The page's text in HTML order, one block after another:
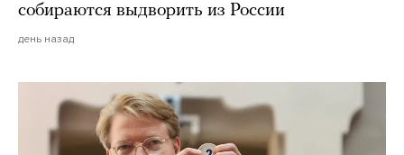
собираются выдворить из России
день назад